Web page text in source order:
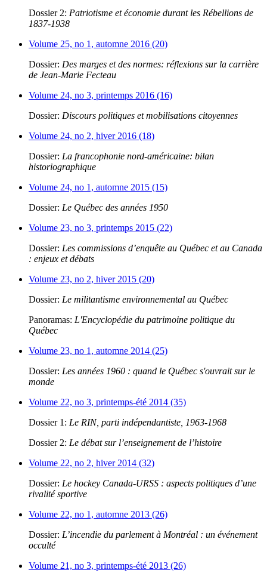
Dossier 2: Patriotisme et économie durant les Rébellions de
1837-1938
Volume 25, no 1, automne 2016 (20)
Dossier: Des marges et des normes: réflexions sur la carrière
de Jean-Marie Fecteau
Volume 24, no 3, printemps 2016 (16)
Dossier: Discours politiques et mobilisations citoyennes
Volume 24, no 2, hiver 2016 (18)
Dossier: La francophonie nord-américaine: bilan
historiographique
Volume 24, no 1, automne 2015 (15)
Dossier: Le Québec des années 1950
Volume 23, no 3, printemps 2015 (22)
Dossier: Les commissions d’enquête au Québec et au Canada
: enjeux et débats
Volume 23, no 2, hiver 2015 (20)
Dossier: Le militantisme environnemental au Québec
Panoramas: L'Encyclopédie du patrimoine politique du
Québec
Volume 23, no 1, automne 2014 (25)
Dossier: Les années 1960 : quand le Québec s'ouvrait sur le
monde
Volume 22, no 3, printemps-été 2014 (35)
Dossier 1: Le RIN, parti indépendantiste, 1963-1968
Dossier 2: Le débat sur l’enseignement de l’histoire
Volume 22, no 2, hiver 2014 (32)
Dossier: Le hockey Canada-URSS : aspects politiques d’une
rivalité sportive
Volume 22, no 1, automne 2013 (26)
Dossier: L’incendie du parlement à Montréal : un événement
occulté
Volume 21, no 3, printemps-été 2013 (26)